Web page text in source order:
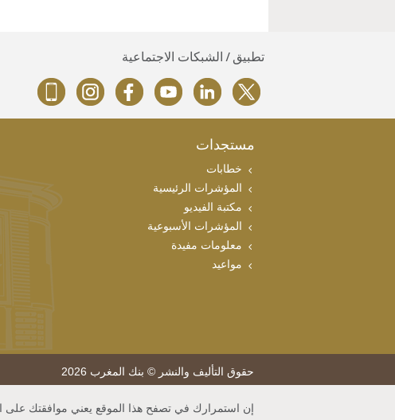
تطبيق / الشبكات الاجتماعية
مستجدات
خطابات
المؤشرات الرئيسية
مكتبة الفيديو
المؤشرات الأسبوعية
معلومات مفيدة
مواعيد
حقوق التأليف والنشر © بنك المغرب 2026
إن استمرارك في تصفح هذا الموقع يعني موافقتك على